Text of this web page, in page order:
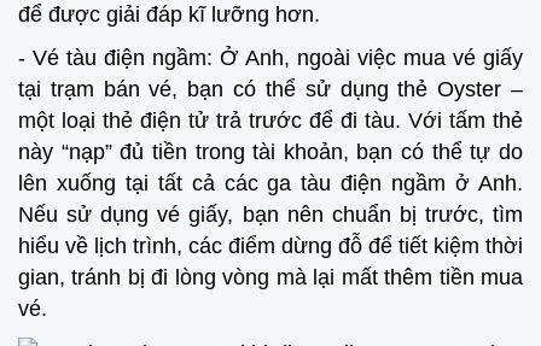
để được giải đáp kĩ lưỡng hơn.
- Vé tàu điện ngầm: Ở Anh, ngoài việc mua vé giấy
tại trạm bán vé, bạn có thể sử dụng thẻ Oyster –
một loại thẻ điện tử trả trước để đi tàu. Với tấm thẻ
này “nạp” đủ tiền trong tài khoản, bạn có thể tự do
lên xuống tại tất cả các ga tàu điện ngầm ở Anh.
Nếu sử dụng vé giấy, bạn nên chuẩn bị trước, tìm
hiểu về lịch trình, các điểm dừng đỗ để tiết kiệm thời
gian, tránh bị đi lòng vòng mà lại mất thêm tiền mua
vé.